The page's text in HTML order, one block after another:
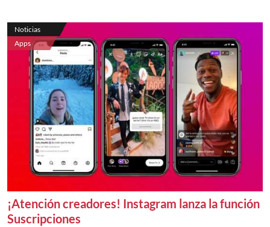
Noticias
Apps
¡Atención creadores! Instagram lanza la función
Suscripciones